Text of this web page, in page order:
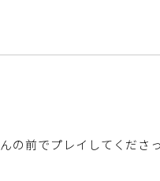
の前でプレイしてくださ